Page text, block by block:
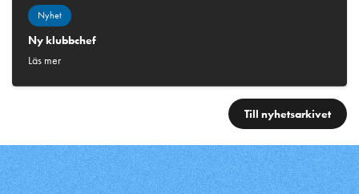
Nyhet
Ny klubbchef
Läs mer
Till nyhetsarkivet